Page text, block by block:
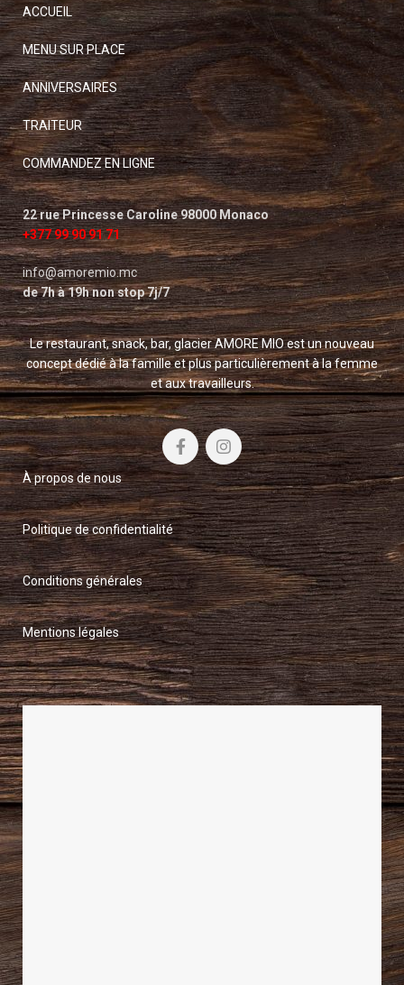
ACCUEIL
MENU SUR PLACE
ANNIVERSAIRES
TRAITEUR
COMMANDEZ EN LIGNE
22 rue Princesse Caroline 98000 Monaco
+377 99 90 91 71
info@amoremio.mc
de 7h à 19h non stop 7j/7
Le restaurant, snack, bar, glacier AMORE MIO est un nouveau
concept dédié à la famille et plus particulièrement à la femme
et aux travailleurs.
À propos de nous
Politique de confidentialité
Conditions générales
Mentions légales